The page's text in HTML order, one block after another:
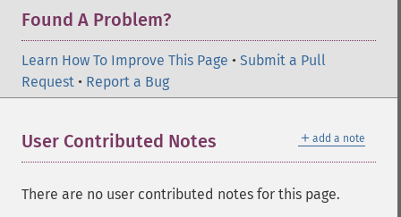
Found A Problem?
Learn How To Improve This Page • Submit a Pull
Request • Report a Bug
＋ add a note
User Contributed Notes
There are no user contributed notes for this page.